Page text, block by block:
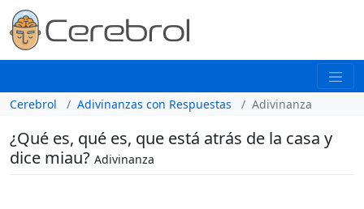
Cerebrol Adivinanzas con Respuestas Adivinanza
¿Qué es, qué es, que está atrás de la casa y
dice miau? Adivinanza